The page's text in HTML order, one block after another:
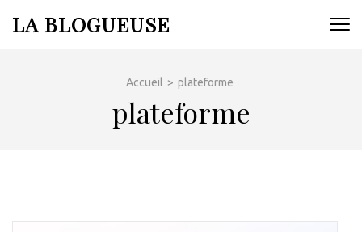
auLA BLOGUEUSE
Accueil > plateforme
plateforme